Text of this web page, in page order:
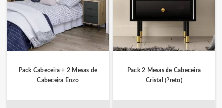
Pack Cabeceira + 2 Mesas de
Cabeceira Enzo
Pack 2 Mesas de Cabeceira
Cristal (Preto)